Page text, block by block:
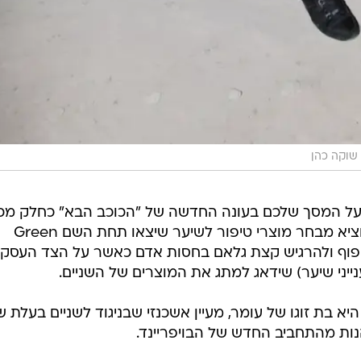
שוקה כהן
על המסך שלכם בעונה החדשה של "הכוכב הבא" כחלק
השיפוט חבר עם המיוצג שלו כדי להוציא מבחר מוצרי טיפור לשיער שיצאו תחת השם Green
ולהרגיש קצת גלאם בחסות אדם כאשר על הצד
שיער) שידאג למתג את המוצרים של השניים.
בת זוגו של עומר, מעיין אשכנזי שבניגוד לשניים בעלת
מהתחביב החדש של הבויפריינד.